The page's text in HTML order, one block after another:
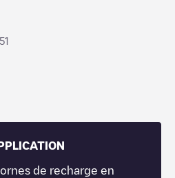
de recharge en